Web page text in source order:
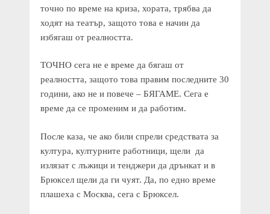
точно по време на криза, хората, трябва да
ходят на театър, защото това е начин да
избягаш от реалността.
ТОЧНО сега не е време да бягаш от
реалността, защото това правим последните 30
години, ако не и повече – БЯГАМЕ. Сега е
време да се променим и да работим.
После каза, че ако били спрели средствата за
култура, културните работници, щели да
излязат с лъжици и тенджери да дрънкат и в
Брюксел щели да ги чуят. Да, по едно време
плашеха с Москва, сега с Брюксел.